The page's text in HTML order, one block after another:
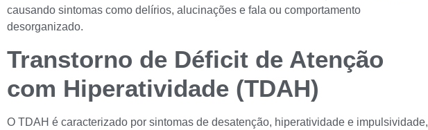
causando sintomas como delírios, alucinações e fala ou comportamento
desorganizado.
Transtorno de Déficit de Atenção
com Hiperatividade (TDAH)
O TDAH é caracterizado por sintomas de desatenção, hiperatividade e impulsividade,